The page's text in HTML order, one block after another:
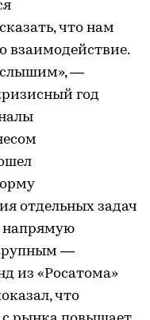
что нам
взаимодействие.
слышим», —
год
отдельных задач
напрямую
—
из «Росатома»
что